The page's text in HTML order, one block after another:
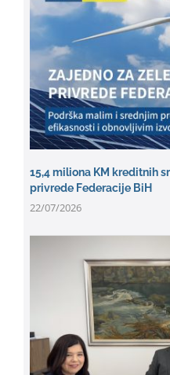
15,4 miliona KM kreditnih
privrede Federacije BiH
22/07/2026